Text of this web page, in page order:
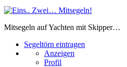
Mitsegeln auf Yachten mit Skipper…
Segeltörn eintragen
Anzeigen
Profil